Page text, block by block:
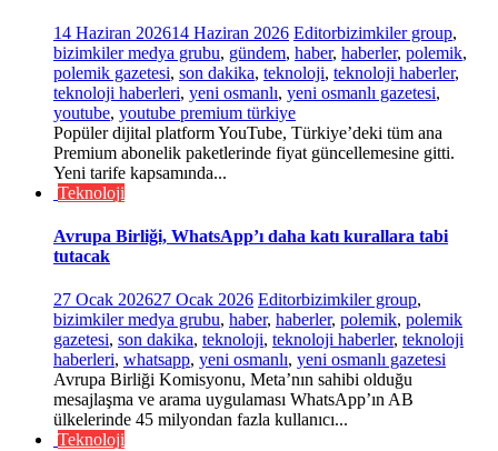
14 Haziran 202614 Haziran 2026 Editorbizimkiler group,
bizimkiler medya grubu, gündem, haber, haberler, polemik,
polemik gazetesi, son dakika, teknoloji, teknoloji haberler,
teknoloji haberleri, yeni osmanlı, yeni osmanlı gazetesi,
youtube, youtube premium türkiye
Popüler dijital platform YouTube, Türkiye’deki tüm ana
Premium abonelik paketlerinde fiyat güncellemesine gitti.
Yeni tarife kapsamında...
Teknoloji
Avrupa Birliği, WhatsApp’ı daha katı kurallara tabi
tutacak
27 Ocak 202627 Ocak 2026 Editorbizimkiler group,
bizimkiler medya grubu, haber, haberler, polemik, polemik
gazetesi, son dakika, teknoloji, teknoloji haberler, teknoloji
haberleri, whatsapp, yeni osmanlı, yeni osmanlı gazetesi
Avrupa Birliği Komisyonu, Meta’nın sahibi olduğu
mesajlaşma ve arama uygulaması WhatsApp’ın AB
ülkelerinde 45 milyondan fazla kullanıcı...
Teknoloji